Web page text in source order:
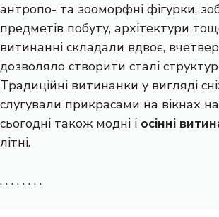
антропо- та зооморфні фігурки,
предметів побуту, архітектури
витинанні складали вдвоє,
дозволяло створити сталі
Традиційні витинанки у вигляді
слугували прикрасами на вікнах
сьогодні також модні і осінні
літні.
. . . . . . . .